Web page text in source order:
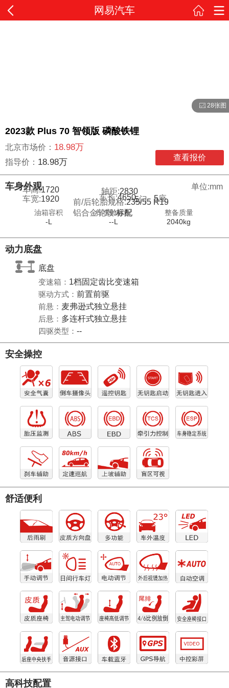
网易汽车
28张图
2023款 Plus 70 智领版 磷酸铁锂
北京市场价： 18.98万
指导价： 18.98万 查看报价
车身外观
单位:mm
车长:4650
车宽:1920 5座
5门
车高:1720 轴距:2830
前/后轮胎规格:235/55 R19
铝合金轮毂:标配
油箱容积
-L
行李舱容积
--L
整备质量
2040kg
动力底盘
底盘
变速箱： 1档固定齿比变速箱
驱动方式： 前置前驱
前悬： 麦弗逊式独立悬挂
后悬： 多连杆式独立悬挂
四驱类型： --
安全操控
舒适便利
高科技配置